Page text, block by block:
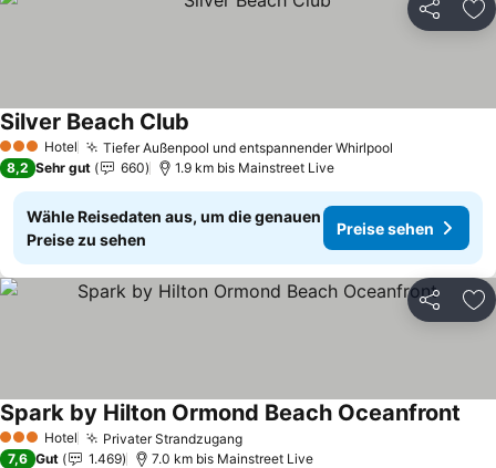
Teilen
3 SterneHotel Tiefer Außenpool und entspannender Whirlpool
Silver Beach Club
8,2 Sehr gut 660 1.9 km bis Mainstreet Live
Wähle Reisedaten aus, um die genauen
Preise zu sehen
Preise sehen
Teilen
3 SterneHotel Privater StrandzugangPreise sehen
Spark by Hilton Ormond Beach Oceanfront
7,6 Gut 1.469 7.0 km bis Mainstreet Live